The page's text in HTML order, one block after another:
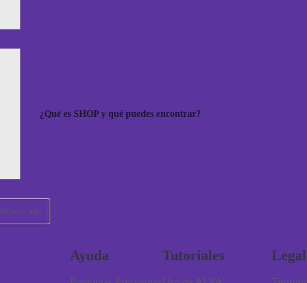
¿Qué es SHOP y qué puedes encontrar?
Mostrar más
Ayuda Tutoriales